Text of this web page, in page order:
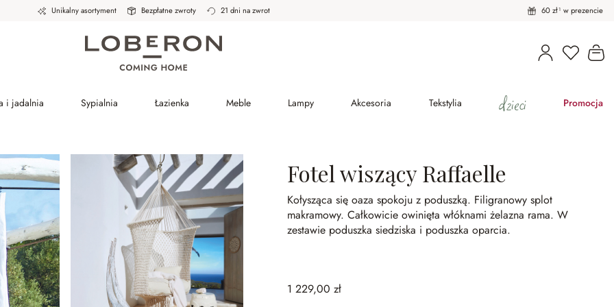
Unikalny asortyment Bezpłatne zwroty 21 dni na zwrot 60 zł¹ w prezencie
Masz
i jadalnia Sypialnia Łazienka Meble Lampy Akcesoria Tekstylia dzieci Promocja
Fotel wiszący Raffaelle
Kołysząca się oaza spokoju z poduszką. Filigranowy splot
makramowy.Całkowicie owinięta włóknami żelazna rama.W
zestawie poduszka siedziska i poduszka oparcia.
1 229,00 zł